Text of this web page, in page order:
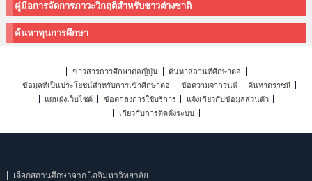
คู่มือการจัดการภาวะวิกฤติสำหรับชาวต่างชาติ
ค้นหาทุนการศึกษา
ข่าวสารการศึกษาต่อญี่ปุ่น
ค้นหาสถานที่ศึกษาต่อ
ข้อมูลที่เป็นประโยชน์สำหรับการเข้าศึกษาต่อ
ข้อความจากรุ่นพี่
ค้นหาดรรชนี
แผนผังเว็บไซต์
ข้อตกลงการใช้บริการ
แจ้งเกี่ยวกับข้อมูลส่วนตัว
เกี่ยวกับการติดตั้งระบบ
เลือกสถานศึกษาจาก ไอจิมหาวิทยาลัย